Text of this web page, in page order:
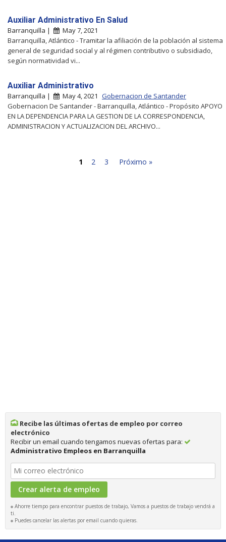
Auxiliar Administrativo En Salud
Barranquilla |
May 7, 2021
Barranquilla, Atlántico - Tramitar la afiliación de la población al sistema
general de seguridad social y al régimen contributivo o subsidiado,
según normatividad vi...
Auxiliar Administrativo
Barranquilla | May 4, 2021 Gobernacion de Santander
Gobernacion De Santander - Barranquilla, Atlántico - Propósito APOYO
EN LA DEPENDENCIA PARA LA GESTION DE LA CORRESPONDENCIA,
ADMINISTRACION Y ACTUALIZACION DEL ARCHIVO...
1 2 3 Próximo »
Recibe las últimas ofertas de empleo por correo
electrónico
Recibir un email cuando tengamos nuevas ofertas para:
Administrativo Empleos en Barranquilla
Ahorre tiempo para encontrar puestos de trabajo, Vamos a puestos de trabajo vendrá a
ti.
Puedes cancelar las alertas por email cuando quieras.